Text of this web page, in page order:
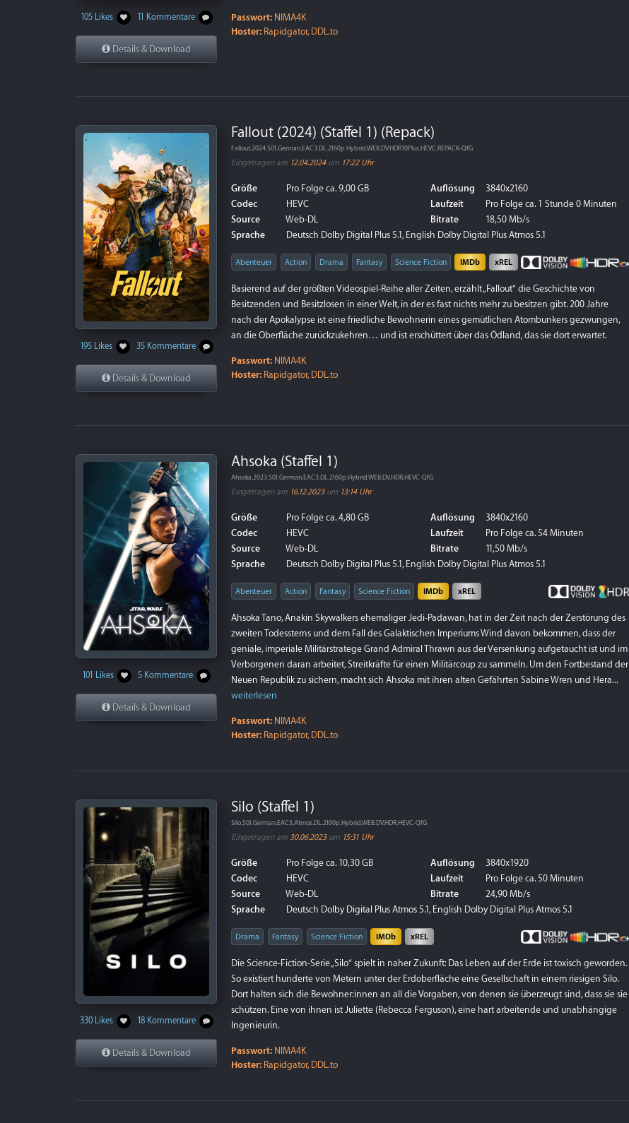
105 Likes 11 Kommentare
Details & Download
Passwort: NIMA4K
Hoster: Rapidgator, DDL.to
195 Likes 35 Kommentare
Details & Download
Fallout (2024) (Staffel 1) (Repack)
Fallout.2024.S01.German.EAC3.DL.2160p.Hybrid.WEB.DV.HDR10Plus.HEVC.REPACK-QfG
Eingetragen am 12.04.2024um 17:22 Uhr
Größe
Pro Folge ca. 9,00 GB
Codec
HEVC
Source
Web-DL
Sprache
Deutsch Dolby Digital Plus 5.1, English Dolby Digital Plus Atmos 5.1
Auflösung
3840x2160
Laufzeit
Pro Folge ca. 1 Stunde 0 Minuten
Bitrate
18,50 Mb/s
Abenteuer Action Drama Fantasy Science Fiction IMDb xREL
Basierend auf der größten Videospiel-Reihe aller Zeiten, erzählt „Fallout“ die Geschichte von
Besitzenden und Besitzlosen in einer Welt, in der es fast nichts mehr zu besitzen gibt. 200 Jahre
nach der Apokalypse ist eine friedliche Bewohnerin eines gemütlichen Atombunkers gezwungen,
an die Oberfläche zurückzukehren… und ist erschüttert über das Ödland, das sie dort erwartet.
Passwort: NIMA4K
Hoster: Rapidgator, DDL.to
101 Likes 5 Kommentare
Details & Download
Ahsoka (Staffel 1)
Ahsoka.2023.S01.German.EAC3.DL.2160p.Hybrid.WEB.DV.HDR.HEVC-QfG
Eingetragen am 16.12.2023um 13:14 Uhr
Größe
Pro Folge ca. 4,80 GB
Codec
HEVC
Source
Web-DL
Sprache
Deutsch Dolby Digital Plus 5.1, English Dolby Digital Plus Atmos 5.1
Auflösung
3840x2160
Laufzeit
Pro Folge ca. 54 Minuten
Bitrate
11,50 Mb/s
Abenteuer Action Fantasy Science Fiction IMDb xREL
Ahsoka Tano, Anakin Skywalkers ehemaliger Jedi-Padawan, hat in der Zeit nach der Zerstörung des
zweiten Todessterns und dem Fall des Galaktischen Imperiums Wind davon bekommen, dass der
geniale, imperiale Militärstratege Grand Admiral Thrawn aus der Versenkung aufgetaucht ist und im
Verborgenen daran arbeitet, Streitkräfte für einen Militärcoup zu sammeln. Um den Fortbestand der
Neuen Republik zu sichern, macht sich Ahsoka mit ihren alten Gefährten Sabine Wren und Hera...
weiterlesen
Passwort: NIMA4K
Hoster: Rapidgator, DDL.to
330 Likes 18 Kommentare
Details & Download
Silo (Staffel 1)
Silo.S01.German.EAC3.Atmos.DL.2160p.Hybrid.WEB.DV.HDR.HEVC-QfG
Eingetragen am 30.06.2023um 15:31 Uhr
Größe
Pro Folge ca. 10,30 GB
Codec
HEVC
Source
Web-DL
Sprache
Deutsch Dolby Digital Plus Atmos 5.1, English Dolby Digital Plus Atmos 5.1
Auflösung
3840x1920
Laufzeit
Pro Folge ca. 50 Minuten
Bitrate
24,90 Mb/s
Drama Fantasy Science Fiction IMDb xREL
Die Science-Fiction-Serie „Silo“ spielt in naher Zukunft: Das Leben auf der Erde ist toxisch geworden.
So existiert hunderte von Metern unter der Erdoberfläche eine Gesellschaft in einem riesigen Silo.
Dort halten sich die Bewohner:innen an all die Vorgaben, von denen sie überzeugt sind, dass sie sie
schützen. Eine von ihnen ist Juliette (Rebecca Ferguson), eine hart arbeitende und unabhängige
Ingenieurin.
Passwort: NIMA4K
Hoster: Rapidgator, DDL.to